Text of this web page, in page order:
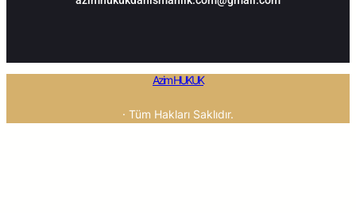
Azim HUKUK
· Tüm Hakları Saklıdır.